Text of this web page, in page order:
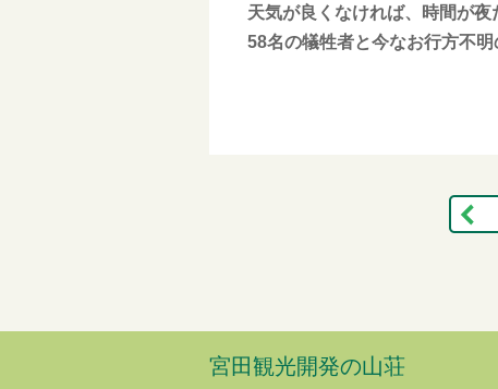
天気が良くなければ、時間が夜
58名の犠牲者と今なお行方不
宮田観光開発の山荘